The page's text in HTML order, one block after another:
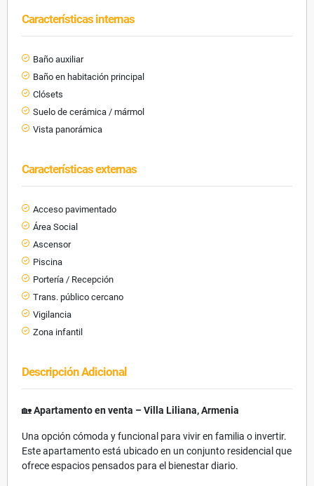
Características internas
Baño auxiliar
Baño en habitación principal
Clósets
Suelo de cerámica / mármol
Vista panorámica
Características externas
Acceso pavimentado
Área Social
Ascensor
Piscina
Portería / Recepción
Trans. público cercano
Vigilancia
Zona infantil
Descripción Adicional
🏡Apartamento en venta – Villa Liliana, Armenia
Una opción cómoda y funcional para vivir en familia o invertir.
Este apartamento está ubicado en un conjunto residencial que
ofrece espacios pensados para el bienestar diario.